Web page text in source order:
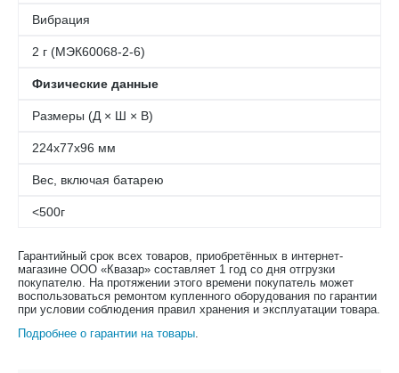
Вибрация
2 г (МЭК60068-2-6)
Физические данные
Размеры (Д × Ш × В)
224x77x96 мм
Вес, включая батарею
<500г
Гарантийный срок всех товаров, приобретённых в интернет-
магазине ООО «Квазар» составляет 1 год со дня отгрузки
покупателю. На протяжении этого времени покупатель может
воспользоваться ремонтом купленного оборудования по гарантии
при условии соблюдения правил хранения и эксплуатации товара.
Подробнее о гарантии на товары